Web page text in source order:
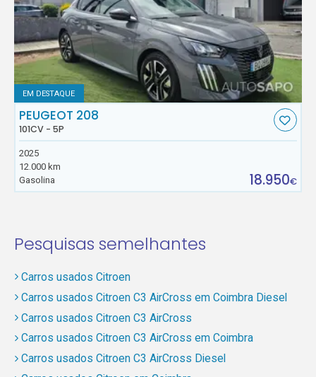
EM DESTAQUE
PEUGEOT 208
101CV - 5P
2025
12.000 km
Gasolina
18.950€
Pesquisas semelhantes
Carros usados Citroen
Carros usados Citroen C3 AirCross em Coimbra Diesel
Carros usados Citroen C3 AirCross
Carros usados Citroen C3 AirCross em Coimbra
Carros usados Citroen C3 AirCross Diesel